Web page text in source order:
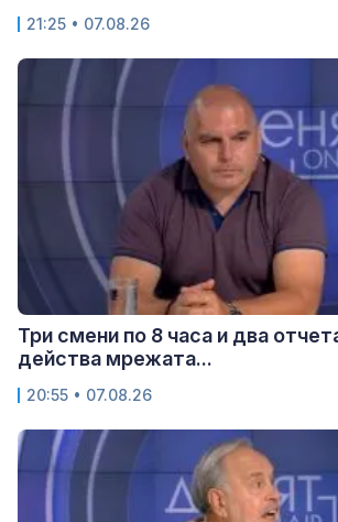
21:25 • 07.08.26
Три смени по 8 часа и два
действа мрежата...
20:55 • 07.08.26